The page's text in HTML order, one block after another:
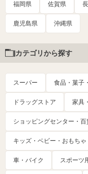
福岡県 佐賀県
鹿児島県 沖縄県
カテゴリから探す
スーパー 食品・菓子
ドラッグストア 家具
ショッピングセンター・百
キッズ・ベビー・おもちゃ
車・バイク スポーツ